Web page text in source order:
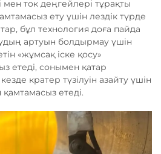
мен ток деңгейлері тұрақты
ету үшін лездік түрде
бұл технология доға пайда
артуын болдырмау үшін
«жұмсақ іске қосу»
етеді, сонымен қатар
кратер түзілуін азайту үшін
етеді.